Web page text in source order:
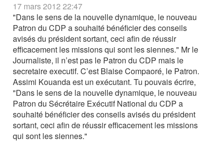
17 mars 2012 22:47
"Dans le sens de la nouvelle dynamique, le nouveau
Patron du CDP a souhaité bénéficier des conseils
avisés du président sortant, ceci afin de réussir
efficacement les missions qui sont les siennes." Mr le
Journaliste, il n’est pas le Patron du CDP mais le
secretaire executif. C’est Blaise Compaoré, le Patron.
Assimi Kouanda est un exécutant. Tu pouvais écrire,
"Dans le sens de la nouvelle dynamique, le nouveau
Patron du Sécrétaire Exécutif National du CDP a
souhaité bénéficier des conseils avisés du président
sortant, ceci afin de réussir efficacement les missions
qui sont les siennes."